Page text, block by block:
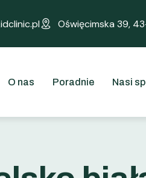
Oświęcimska 39,
O nas Poradnie Nasi